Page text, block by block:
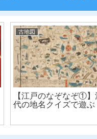
古地図
【江戸のなぞなぞ①
代の地名クイズで遊ぶ